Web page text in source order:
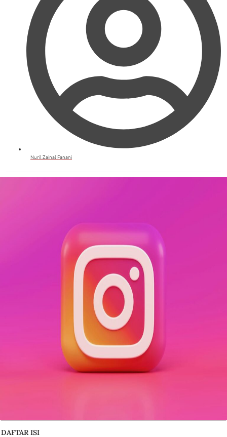
Nuril Zainal Fanani
DAFTAR ISI